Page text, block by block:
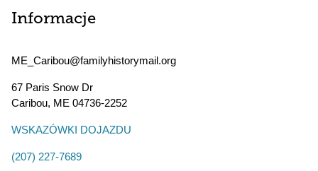
Informacje
ME_Caribou@familyhistorymail.org
67 Paris Snow Dr
Caribou, ME 04736-2252
WSKAZÓWKI DOJAZDU
(207) 227-7689